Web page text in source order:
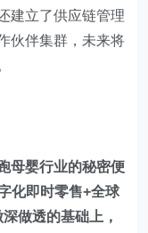
建立了供应链管理
伙伴集群，未来将
母婴行业的秘密便
化即时零售+全球
做透的基础上，